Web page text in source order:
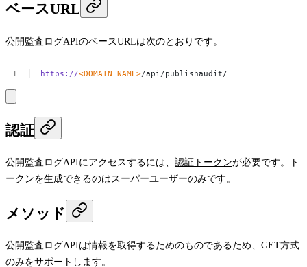
ベースURL
公開監査ログAPIのベースURLは次のとおりです。
https://<DOMAIN_NAME>/api/publishaudit/
認証
公開監査ログAPIにアクセスするには、 認証トークンが必要です。ト
ークンを生成できるのはスーパーユーザーのみです。
メソッド
公開監査ログAPIは情報を取得するためのものであるため、 GET方式
のみをサポートします。